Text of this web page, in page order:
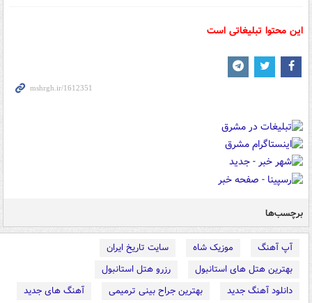
این محتوا تبلیغاتی است
برچسب‌ها
آپ آهنگ موزیک شاه
سایت تاریخ ایران
بهترین هتل های استانبول
رزرو هتل استانبول
دانلود آهنگ جدید
بهترین جراح بینی ترمیمی
آهنگ های جدید